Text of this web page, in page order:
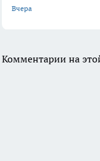
Вчера
Комментарии на